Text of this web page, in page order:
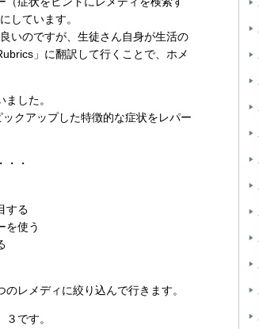
しています。
いのですが、生徒さん自身が生活の
」に翻訳して行くことで、ホメ
した。
クアップした特徴的な症状をレパー
・・
する
を使う
レメディに絞り込んで行きます。
です。